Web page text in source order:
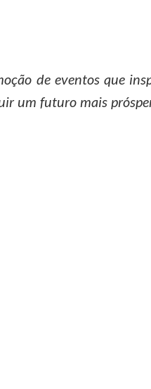
de eventos que
um futuro mais